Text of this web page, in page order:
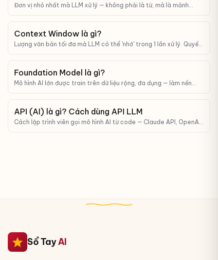
Đơn vị nhỏ nhất mà LLM xử lý — không phải là từ, mà là mảnh
Context Window là gì?
Lượng văn bản tối đa mà LLM có thể 'nhớ' trong 1 lần xử lý. Quyết
Foundation Model là gì?
Mô hình AI lớn được train trên dữ liệu rộng, đa dụng — làm nền
API (AI) là gì? Cách dùng API LLM
Cách lập trình viên gọi mô hình AI từ code — Claude API, OpenAI
Sổ TayAI